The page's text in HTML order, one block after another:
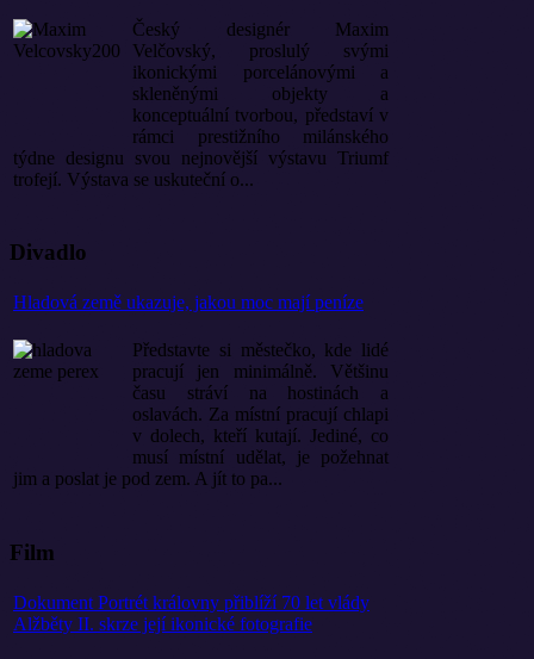
Český designér Maxim
Velčovský, proslulý svými
ikonickými porcelánovými a
skleněnými objekty a
konceptuální tvorbou, představí v
rámci prestižního milánského
týdne designu svou nejnovější výstavu Triumf
trofejí. Výstava se uskuteční o...
Divadlo
Hladová země ukazuje, jakou moc mají peníze
Představte si městečko, kde lidé
pracují jen minimálně. Většinu
času stráví na hostinách a
oslavách. Za místní pracují chlapi
v dolech, kteří kutají. Jediné, co
musí místní udělat, je požehnat
jim a poslat je pod zem. A jít to pa...
Film
Dokument Portrét královny přiblíží 70 let vlády
Alžběty II. skrze její ikonické fotografie